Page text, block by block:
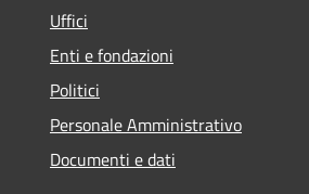
Uffici
Enti e fondazioni
Politici
Personale Amministrativo
Documenti e dati